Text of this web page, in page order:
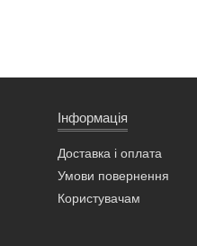
Інформація
Доставка і оплата
Умови повернення
Користувачам